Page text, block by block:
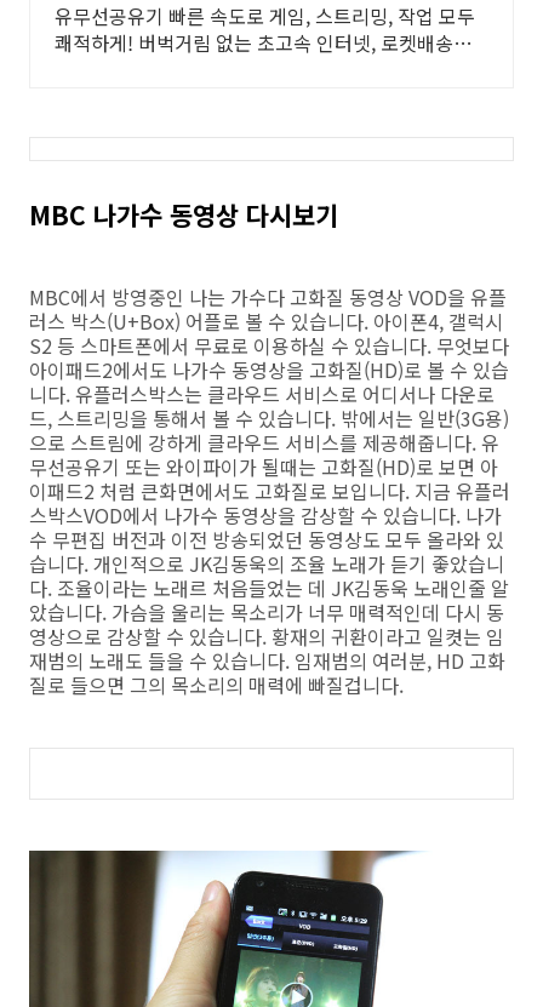
유무선공유기 빠른 속도로 게임, 스트리밍, 작업 모두
쾌적하게! 버벅거림 없는 초고속 인터넷, 로켓배송으
MBC 나가수 동영상 다시보기
MBC에서 방영중인 나는 가수다 고화질 동영상 VOD을 유플
러스 박스(U+Box) 어플로 볼 수 있습니다. 아이폰4, 갤럭시
S2 등 스마트폰에서 무료로 이용하실 수 있습니다. 무엇보다
아이패드2에서도 나가수 동영상을 고화질(HD)로 볼 수 있습
니다. 유플러스박스는 클라우드 서비스로 어디서나 다운로
드, 스트리밍을 통해서 볼 수 있습니다. 밖에서는 일반(3G용)
으로 스트림에 강하게 클라우드 서비스를 제공해줍니다. 유
무선공유기 또는 와이파이가 될때는 고화질(HD)로 보면 아
이패드2 처럼 큰화면에서도 고화질로 보입니다. 지금 유플러
스박스VOD에서 나가수 동영상을 감상할 수 있습니다. 나가
수 무편집 버전과 이전 방송되었던 동영상도 모두 올라와 있
습니다. 개인적으로 JK김동욱의 조율 노래가 듣기 좋았습니
다. 조율이라는 노래르 처음들었는 데 JK김동욱 노래인줄 알
았습니다. 가슴을 울리는 목소리가 너무 매력적인데 다시 동
영상으로 감상할 수 있습니다. 황재의 귀환이라고 일켯는 임
재범의 노래도 들을 수 있습니다. 임재범의 여러분, HD 고화
질로 들으면 그의 목소리의 매력에 빠질겁니다.